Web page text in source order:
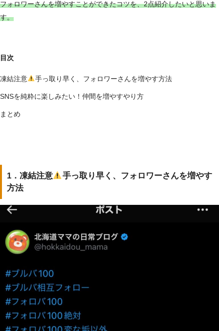
フォロワーさんを増やすことができたコツを、2点紹介したいと思いま
す。
目次
凍結注意 手っ取り早く、フォロワーさんを増やす方法
SNSを純粋に楽しみたい！仲間を増やすやり方
まとめ
1．凍結注意
手っ取り早く、フォロワーさんを増やす
方法